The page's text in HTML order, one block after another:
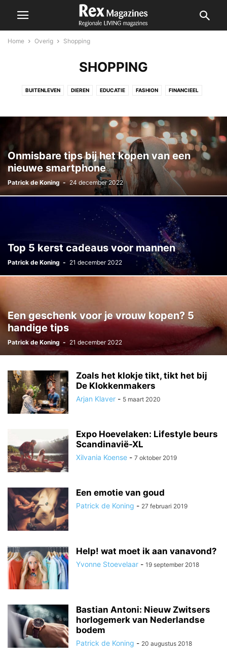
Home Overig Shopping
SHOPPING
BUITENLEVEN DIEREN EDUCATIE FASHION FINANCIEEL
TECHNOLOGIE
Onmisbare tips bij het kopen van een
nieuwe smartphone
Patrick de Koning - 24 december 2022
Top 5 kerst cadeaus voor mannen
Patrick de Koning - 21 december 2022
Een geschenk voor je vrouw kopen? 5
handige tips
Patrick de Koning - 21 december 2022
Zoals het klokje tikt, tikt het bij
De Klokkenmakers
Arjan Klaver - 5 maart 2020
Expo Hoevelaken: Lifestyle beurs
Scandinavië-XL
Xilvania Koense - 7 oktober 2019
Een emotie van goud
Patrick de Koning - 27 februari 2019
Help! wat moet ik aan vanavond?
Yvonne Stoevelaar - 19 september 2018
Bastian Antoni: Nieuw Zwitsers
horlogemerk van Nederlandse
bodem
Patrick de Koning - 20 augustus 2018